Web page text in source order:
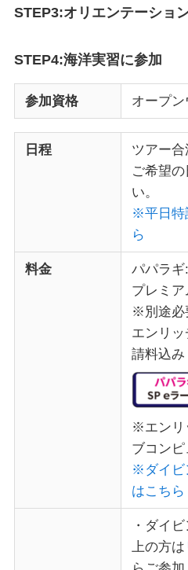
STEP3:オリエンテーショ
STEP4:海洋実習に参加
参加資格 オープ
日程
ツアー合
ご希望
い。
※平日特
ら
料金
パパラギ
プレミ
※別途必
エンリ
請料込み
※エンリ
ブコンピ
※ダイビ
はこちら
・ダイ
上の方は